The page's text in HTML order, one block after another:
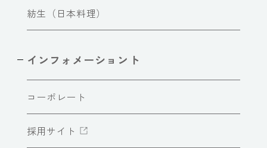
紡生（日本料理）
インフォメーショント
コーポレート
採用サイト